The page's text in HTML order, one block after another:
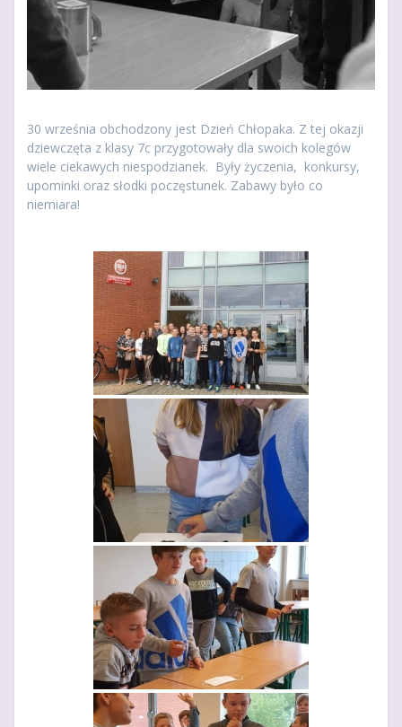
30 września obchodzony jest Dzień Chłopaka. Z tej okazji
dziewczęta z klasy 7c przygotowały dla swoich kolegów
wiele ciekawych niespodzianek. Były życzenia, konkursy,
upominki oraz słodki poczęstunek. Zabawy było co
niemiara!